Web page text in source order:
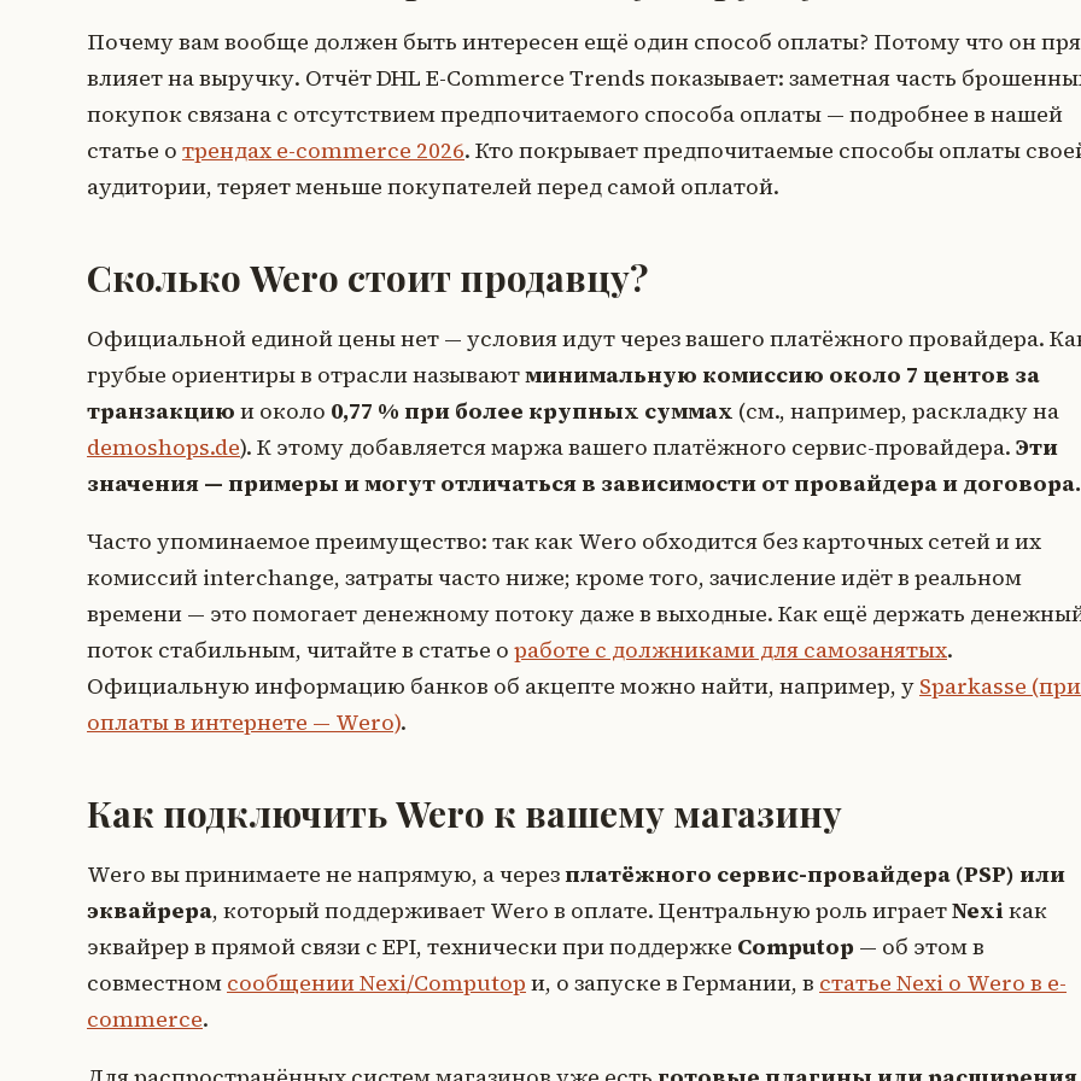
Почему вам вообще должен быть интересен ещё один способ оплаты? Потому что он
влияет на выручку. Отчёт DHL E-Commerce Trends показывает: заметная часть
покупок связана с отсутствием предпочитаемого способа оплаты — подробнее в нашей
статье о трендах e-commerce 2026. Кто покрывает предпочитаемые способы оплаты
аудитории, теряет меньше покупателей перед самой оплатой.
Сколько Wero стоит продавцу?
Официальной единой цены нет — условия идут через вашего платёжного провайдера.
грубые ориентиры в отрасли называютминимальную комиссию около 7 центов за
транзакцию и около 0,77 % при более крупных суммах (см., например, раскладку на
demoshops.de). К этому добавляется маржа вашего платёжного сервис-провайдера. Эти
значения — примеры и могут отличаться в зависимости от провайдера и договора.
Часто упоминаемое преимущество: так как Wero обходится без карточных сетей и их
комиссий interchange, затраты часто ниже; кроме того, зачисление идёт в реальном
времени — это помогает денежному потоку даже в выходные. Как ещё держать
поток стабильным, читайте в статье о работе с должниками для самозанятых.
Официальную информацию банков об акцепте можно найти, например, у Sparkasse
оплаты в интернете — Wero).
Как подключить Wero к вашему магазину
Wero вы принимаете не напрямую, а черезплатёжного сервис-провайдера (PSP) или
эквайрера, который поддерживает Wero в оплате. Центральную роль играетNexiкак
эквайрер в прямой связи с EPI, технически при поддержке Computop — об этом в
совместном сообщении Nexi/Computop и, о запуске в Германии, в статье Nexi о Wero в e-
commerce.